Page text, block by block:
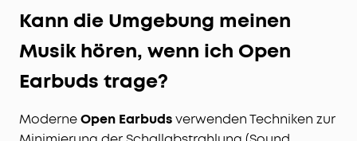
Kann die Umgebung meinen
Musik hören, wenn ich Open
Earbuds trage?
ModerneOpen Earbudsverwenden Techniken zur